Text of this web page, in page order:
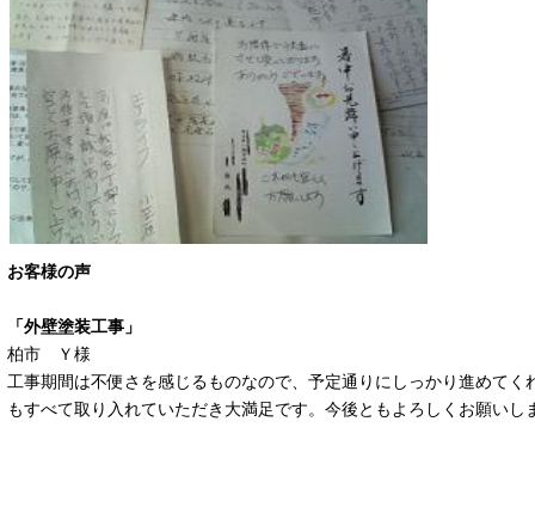
お客様の声
「外壁塗装工事」
柏市 Ｙ様
工事期間は不便さを感じるものなので、予定通りにしっかり進めてく
もすべて取り入れていただき大満足です。今後ともよろしくお願いし